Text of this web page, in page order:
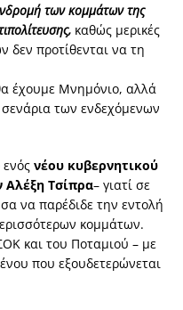
των κομμάτων της
καθώς μερικές
δεν προτίθενται να τη
έχουμε Μνημόνιο, αλλά
των ενδεχόμενων
νέου κυβερνητικού
Τσίπρα– γιατί σε
να παρέδιδε την εντολή
κομμάτων.
και του Ποταμιού – με
που εξουδετερώνεται